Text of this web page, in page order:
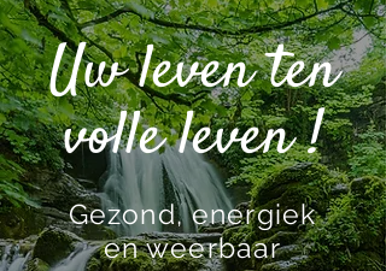
Uw leven ten
volle leven !
Gezond, energiek
en weerbaar